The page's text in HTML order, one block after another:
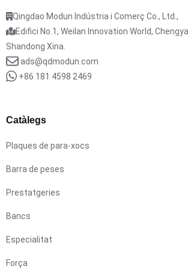
Qingdao Modun Indústria i Comerç Co., Ltd.,
Edifici No.1, Weilan Innovation World,
Shandong Xina.
ads@qdmodun.com
+86 181 4598 2469
Catàlegs
Plaques de para-xocs
Barra de peses
Prestatgeries
Bancs
Especialitat
Força